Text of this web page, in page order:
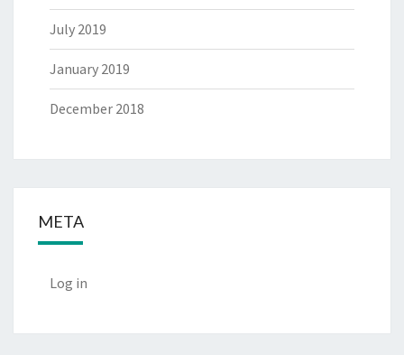
July 2019
January 2019
December 2018
META
Log in